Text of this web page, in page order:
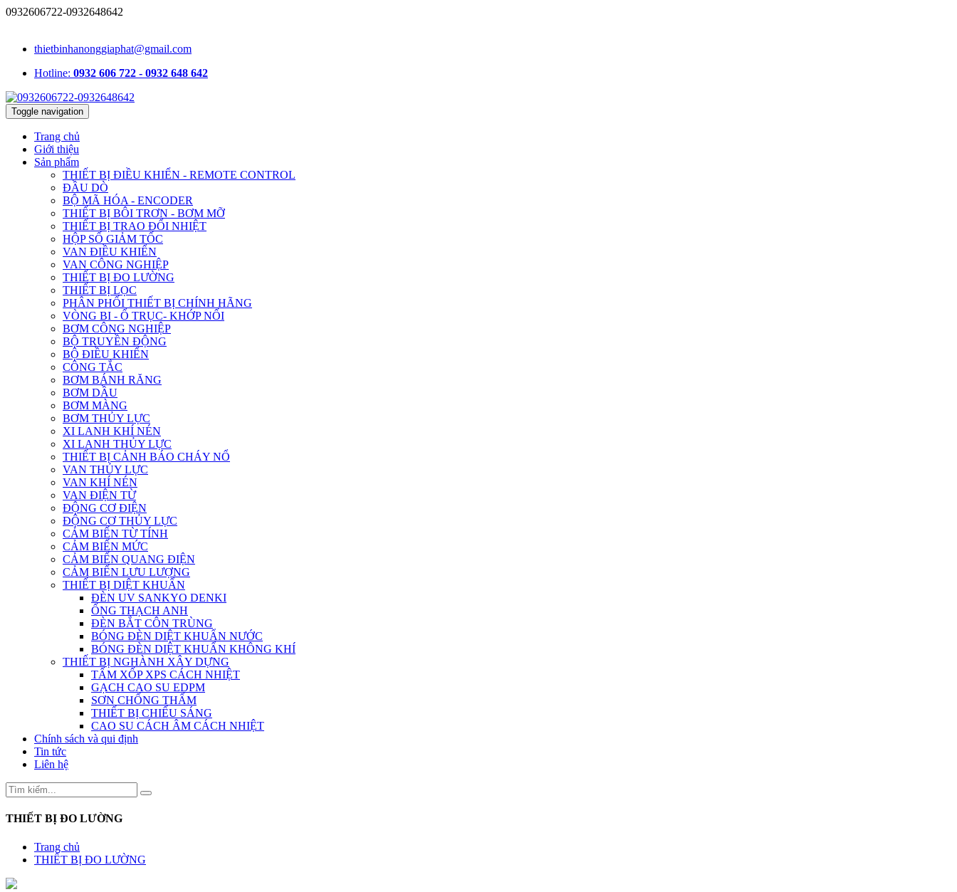
0932606722-0932648642
thietbinhanonggiaphat@gmail.com
Hotline: 0932 606 722 - 0932 648 642
Toggle navigation
Trang chủ
Giới thiệu
Sản phẩm
THIẾT BỊ ĐIỀU KHIỂN - REMOTE CONTROL
ĐẦU DÒ
BỘ MÃ HÓA - ENCODER
THIẾT BỊ BÔI TRƠN - BƠM MỠ
THIẾT BỊ TRAO ĐỔI NHIỆT
HỘP SỐ GIẢM TỐC
VAN ĐIỀU KHIỂN
VAN CÔNG NGHIỆP
THIẾT BỊ ĐO LƯỜNG
THIẾT BỊ LỌC
PHÂN PHỐI THIẾT BỊ CHÍNH HÃNG
VÒNG BI - Ổ TRỤC- KHỚP NỐI
BƠM CÔNG NGHIỆP
BỘ TRUYỀN ĐỘNG
BỘ ĐIỀU KHIỂN
CÔNG TẮC
BƠM BÁNH RĂNG
BƠM DẦU
BƠM MÀNG
BƠM THỦY LỰC
XI LANH KHÍ NÉN
XI LANH THỦY LỰC
THIẾT BỊ CẢNH BÁO CHÁY NỔ
VAN THỦY LỰC
VAN KHÍ NÉN
VAN ĐIỆN TỪ
ĐỘNG CƠ ĐIỆN
ĐỘNG CƠ THỦY LỰC
CẢM BIẾN TỪ TÍNH
CẢM BIẾN MỨC
CẢM BIẾN QUANG ĐIỆN
CẢM BIẾN LƯU LƯỢNG
THIẾT BỊ DIỆT KHUẨN
ĐÈN UV SANKYO DENKI
ỐNG THẠCH ANH
ĐÈN BẮT CÔN TRÙNG
BÓNG ĐÈN DIỆT KHUẨN NƯỚC
BÓNG ĐÈN DIỆT KHUẨN KHÔNG KHÍ
THIẾT BỊ NGHÀNH XÂY DỰNG
TẤM XỐP XPS CÁCH NHIỆT
GẠCH CAO SU EDPM
SƠN CHỐNG THẤM
THIẾT BỊ CHIẾU SÁNG
CAO SU CÁCH ÂM CÁCH NHIỆT
Chính sách và qui định
Tin tức
Liên hệ
THIẾT BỊ ĐO LƯỜNG
Trang chủ
THIẾT BỊ ĐO LƯỜNG